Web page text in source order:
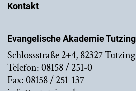
Evangelische Akademie Tutzing
Schlossstraße 2+4, 82327 Tutzing
Telefon: 08158 / 251-0
Fax: 08158 / 251-137
Kontakt